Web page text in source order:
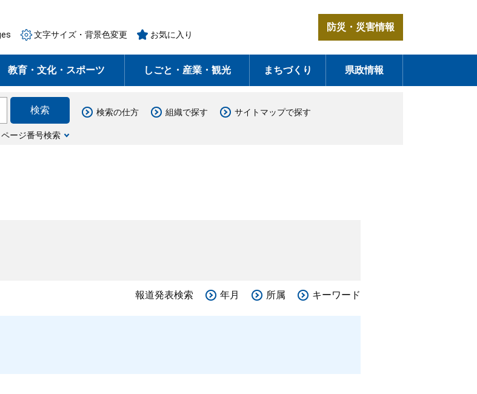
文字サイズ・背景色変更 お気に入り
防災・災害情報
教育・文化・スポーツ しごと・産業・観光 まちづくり 県政情報
ページ番号検索
検索の仕方 組織で探す サイトマップで探す
報道発表検索 年月 所属 キーワード